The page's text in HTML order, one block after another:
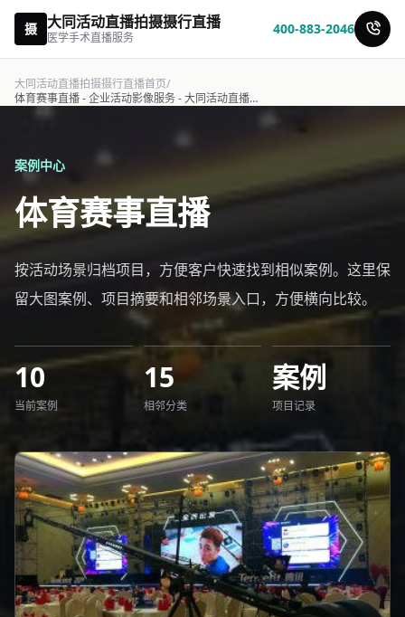
摄 大同活动直播拍摄摄行直播
医学手术直播服务
400-883-2046
大同活动直播拍摄摄行直播首页/
体育赛事直播 - 企业活动影像服务 - 大同活动直播拍摄摄行直播
案例中心
体育赛事直播
按活动场景归档项目，方便客户快速找到相似案例。这里保
留大图案例、项目摘要和相邻场景入口，方便横向比较。
10
当前案例
15
相邻分类
案例
项目记录